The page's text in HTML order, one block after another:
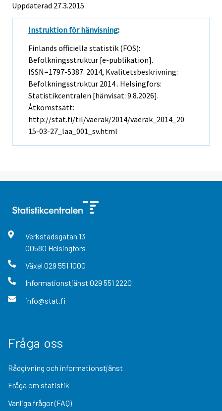
Uppdaterad 27.3.2015
Instruktion för hänvisning:
Finlands officiella statistik (FOS):
Befolkningsstruktur [e-publikation].
ISSN=1797-5387. 2014, Kvalitetsbeskrivning:
Befolkningsstruktur 2014 . Helsingfors:
Statistikcentralen [hänvisat: 9.8.2026].
Åtkomstsätt:
http://stat.fi/til/vaerak/2014/vaerak_2014_20
15-03-27_laa_001_sv.html
Verkstadsgatan 13
00580 Helsingfors
Växel 029 551 1000
Informationstjänst 029 551 2220
info@stat.fi
Fråga oss
Rådgivning och informationstjänst
Fråga om statistik
Vanliga frågor (FAQ)